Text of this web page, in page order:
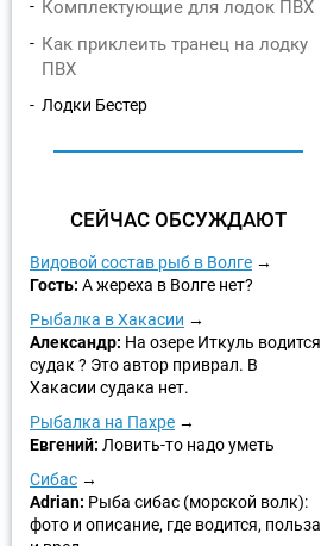
Комплектующие для лодок ПВХ
Как приклеить транец на лодку
ПВХ
Лодки Бестер
СЕЙЧАС ОБСУЖДАЮТ
Видовой состав рыб в Волге
Гость: А жереха в Волге нет?
Рыбалка в Хакасии
Александр: На озере Иткуль водится
судак ? Это автор приврал. В
Хакасии судака нет.
Рыбалка на Пахре
Евгений: Ловить-то надо уметь
Сибас
Adrian: Рыба сибас (морской волк):
фото и описание, где водится, польза